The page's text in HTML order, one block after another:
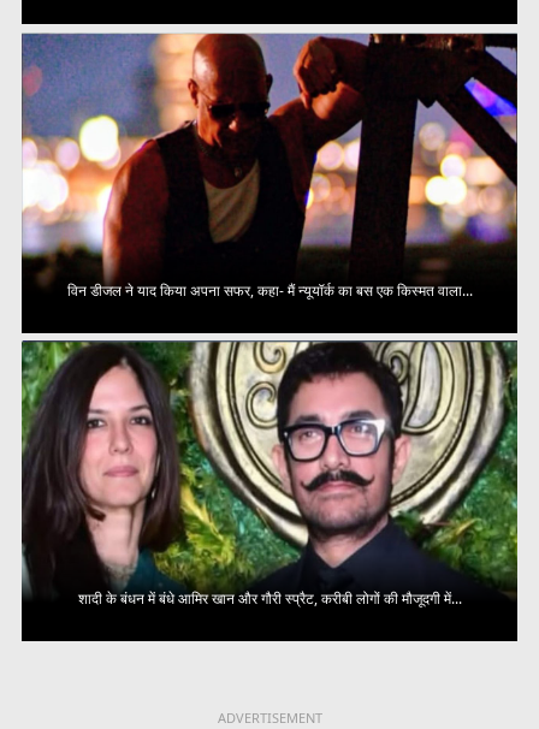
विन डीजल ने याद किया अपना सफर, कहा- मैं न्यूयॉर्क का बस एक किस्मत वाला...
शादी के बंधन में बंधे आमिर खान और गौरी स्प्रैट, करीबी लोगों की मौजूदगी में...
ADVERTISEMENT